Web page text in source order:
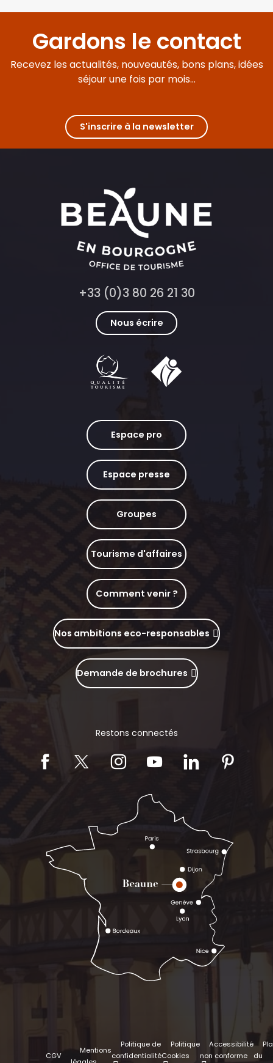
Gardons le contact
Recevez les actualités, nouveautés, bons plans, idées
séjour une fois par mois...
S'inscrire à la newsletter
+33 (0)3 80 26 21 30
Nous écrire
Espace pro
Espace presse
Groupes
Tourisme d'affaires
Comment venir ?
Nos ambitions eco-responsables
Demande de brochures
Restons connectés
CGV
Mentions
Politique de
confidentialité
Politique
Cookies
Accessibilité
non conforme
du